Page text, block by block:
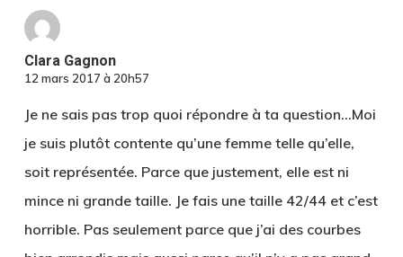
Clara Gagnon
12 mars 2017 à 20h57
Je ne sais pas trop quoi répondre à ta question…Moi
je suis plutôt contente qu’une femme telle qu’elle,
soit représentée. Parce que justement, elle est ni
mince ni grande taille. Je fais une taille 42/44 et c’est
horrible. Pas seulement parce que j’ai des courbes